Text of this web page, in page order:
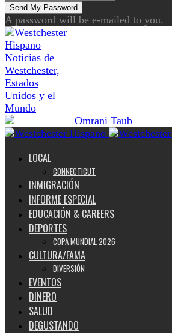
A password will be e-mailed to you.
Noticias de
Westchester,
Estados
Unidos y el
Mundo
LOCAL
CONNECTICUT
INMIGRACIÓN
INFORME ESPECIAL
EDUCACIÓN & CAREERS
DEPORTES
COPA MUNDIAL 2026
CULTURA/FAMA
DIVERSIÓN
EVENTOS
DINERO
SALUD
DEGUSTANDO